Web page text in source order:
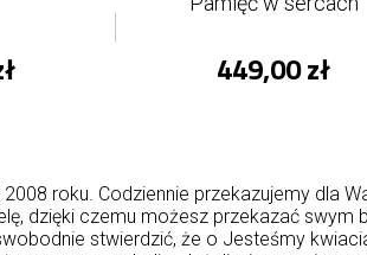
449,00 zł
roku. Codziennie przekazujemy dla
dzięki czemu możesz przekazać
stwierdzić, że o Jesteśmy